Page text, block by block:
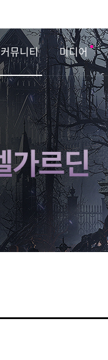
커뮤니티 미디어